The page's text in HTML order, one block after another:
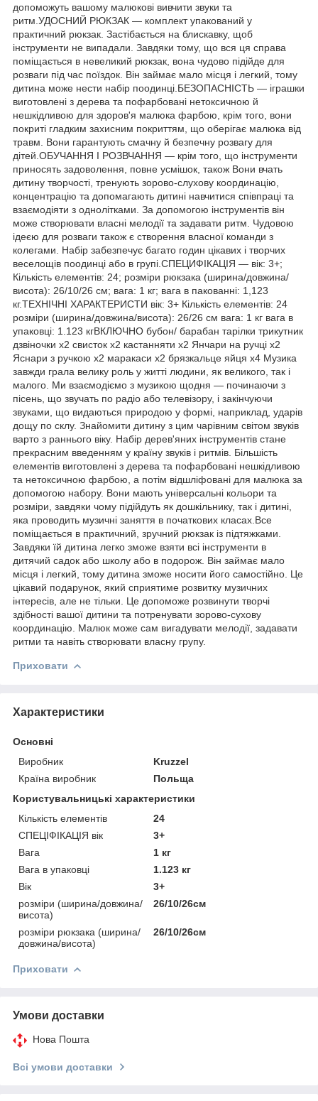
допоможуть вашому малюкові вивчити звуки та
ритм.УДОСНИЙ РЮКЗАК — комплект упакований у
практичний рюкзак. Застібається на блискавку, щоб
інструменти не випадали. Завдяки тому, що вся ця справа
поміщається в невеликий рюкзак, вона чудово підійде для
розваги під час поїздок. Він займає мало місця і легкий, тому
дитина може нести набір поодинці.БЕЗОПАСНІСТЬ — іграшки
виготовлені з дерева та пофарбовані нетоксичною й
нешкідливою для здоров'я малюка фарбою, крім того, вони
покриті гладким захисним покриттям, що оберігає малюка від
травм. Вони гарантують смачну й безпечну розвагу для
дітей.ОБУЧАННЯ І РОЗВЧАННЯ — крім того, що інструменти
приносять задоволення, повне усмішок, також Вони вчать
дитину творчості, тренують зорово-слухову координацію,
концентрацію та допомагають дитині навчитися співпраці та
взаємодіяти з однолітками. За допомогою інструментів він
може створювати власні мелодії та задавати ритм. Чудовою
ідеєю для розваги також є створення власної команди з
колегами. Набір забезпечує багато годин цікавих і творчих
веселощів поодинці або в групі.СПЕЦИФІКАЦІЯ — вік: 3+;
Кількість елементів: 24; розміри рюкзака (ширина/довжина/
висота): 26/10/26 см; вага: 1 кг; вага в пакованні: 1,123
кг.ТЕХНІЧНІ ХАРАКТЕРИСТИ вік: 3+ Кількість елементів: 24
розміри (ширина/довжина/висота): 26/26 см вага: 1 кг вага в
упаковці: 1.123 кгВКЛЮЧНО бубон/ барабан тарілки трикутник
дзвіночки x2 свисток х2 кастанняти x2 Янчари на ручці х2
Яснари з ручкою х2 маракаси х2 брязкальце яйця х4 Музика
завжди грала велику роль у житті людини, як великого, так і
малого. Ми взаємодіємо з музикою щодня — починаючи з
пісень, що звучать по радіо або телевізору, і закінчуючи
звуками, що видаються природою у формі, наприклад, ударів
дощу по склу. Знайомити дитину з цим чарівним світом звуків
варто з раннього віку. Набір дерев'яних інструментів стане
прекрасним введенням у країну звуків і ритмів. Більшість
елементів виготовлені з дерева та пофарбовані нешкідливою
та нетоксичною фарбою, а потім відшліфовані для малюка за
допомогою набору. Вони мають універсальні кольори та
розміри, завдяки чому підійдуть як дошкільнику, так і дитині,
яка проводить музичні заняття в початкових класах.Все
поміщається в практичний, зручний рюкзак із підтяжками.
Завдяки їй дитина легко зможе взяти всі інструменти в
дитячий садок або школу або в подорож. Він займає мало
місця і легкий, тому дитина зможе носити його самостійно. Це
цікавий подарунок, який сприятиме розвитку музичних
інтересів, але не тільки. Це допоможе розвинути творчі
здібності вашої дитини та потренувати зорово-сухову
координацію. Малюк може сам вигадувати мелодії, задавати
ритми та навіть створювати власну групу.
Приховати
Характеристики
Основні
Виробник
Kruzzel
Країна виробник
Польща
Користувальницькі характеристики
Кількість елементів
24
СПЕЦІФІКАЦІЯ вік
3+
Вага
1 кг
Вага в упаковці
1.123 кг
Вік
3+
розміри (ширина/довжина/
висота)
26/10/26см
розміри рюкзака (ширина/
довжина/висота)
26/10/26см
Приховати
Умови доставки
Нова Пошта
Всі умови доставки